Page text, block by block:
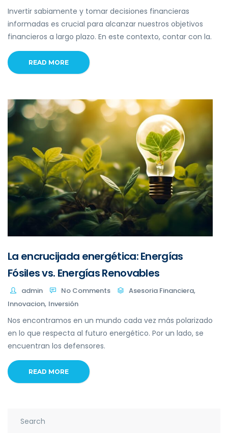
Invertir sabiamente y tomar decisiones financieras
informadas es crucial para alcanzar nuestros objetivos
financieros a largo plazo. En este contexto, contar con la.
READ MORE
La encrucijada energética: Energías
Fósiles vs. Energías Renovables
admin No Comments Asesoria Financiera,
Innovacion, Inversión
Nos encontramos en un mundo cada vez más polarizado
en lo que respecta al futuro energético. Por un lado, se
encuentran los defensores.
READ MORE